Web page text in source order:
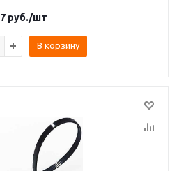
7руб./шт
В корзину